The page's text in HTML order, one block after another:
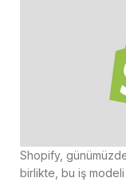
Shopify,
birlikte, bu iş modeli